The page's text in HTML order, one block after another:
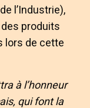
l’Industrie),
des produits
lors de cette
à l’honneur
qui font la